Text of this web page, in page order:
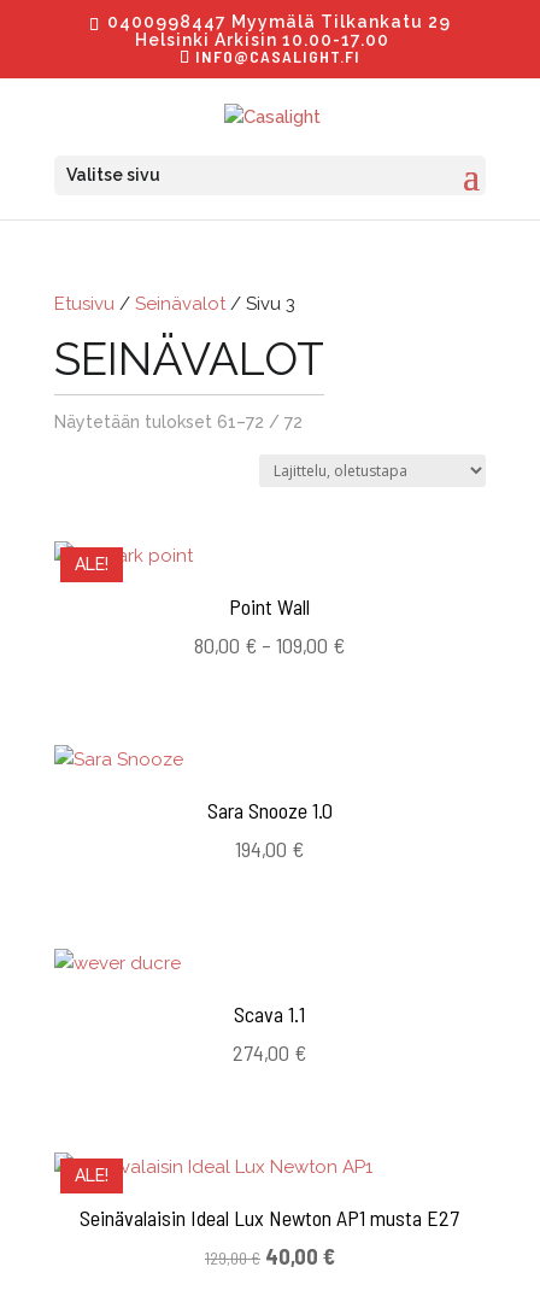
0400998447 Myymälä Tilkankatu 29
Helsinki Arkisin 10.00-17.00
INFO@CASALIGHT.FI
Valitse sivu
Etusivu/ Seinävalot/ Sivu 3
SEINÄVALOT
Näytetään tulokset 61–72 / 72
ALE!
Point Wall
80,00 € – 109,00 €Hintaluokka:
Sara Snooze 1.0
194,00 €
Scava 1.1
274,00 €
ALE!
Seinävalaisin Ideal Lux Newton AP1 musta E27
129,00€ Alkuperäinen
40,00 €Nykyinen